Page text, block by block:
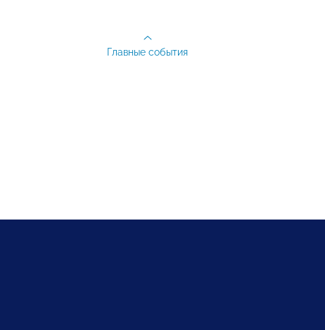
Главные события